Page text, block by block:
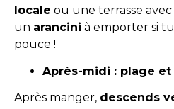
locale ou une terrasse
un arancini à emporter si
pouce !
Après-midi : plage
Après manger, descends